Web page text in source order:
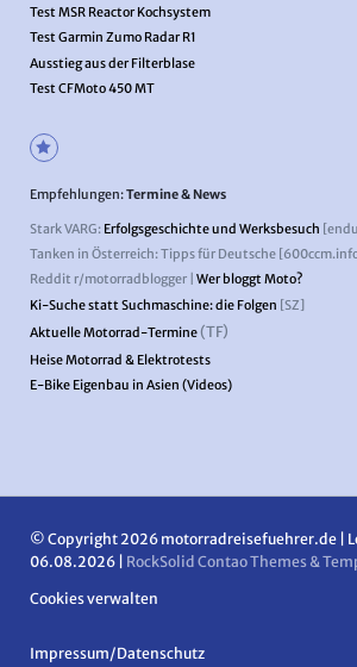
Test MSR Reactor Kochsystem
Test Garmin Zumo Radar R1
Ausstieg aus der Filterblase
Test CFMoto 450 MT
Empfehlungen:Termine & News
Stark VARG: Erfolgsgeschichte und Werksbesuch
Tanken in Österreich: Tipps für Deutsche
Reddit r/motorradblogger | Wer bloggt Moto?
Ki-Suche statt Suchmaschine: die Folgen [SZ]
Aktuelle Motorrad-Termine(TF)
Heise Motorrad & Elektrotests
E-Bike Eigenbau in Asien (Videos)
© Copyright 2026 motorradreisefuehrer.de |
06.08.2026 | RockSolid Contao Themes &
Cookies verwalten
Navigation
Impressum/Datenschutz